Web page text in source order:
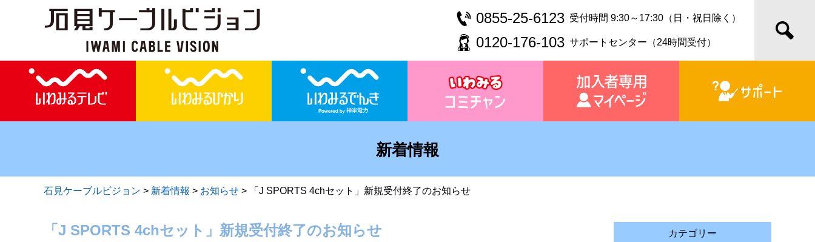
0855-25-6123 受付時間 9:30～17:30（日・祝日除く）
0120-176-103 サポートセンター（24時間受付）
新着情報
石見ケーブルビジョン > 新着情報 > お知らせ > 「J SPORTS 4chセット」新規受付終了のお知らせ
「J SPORTS 4chセット」新規受付終了のお知らせ
カテゴリー